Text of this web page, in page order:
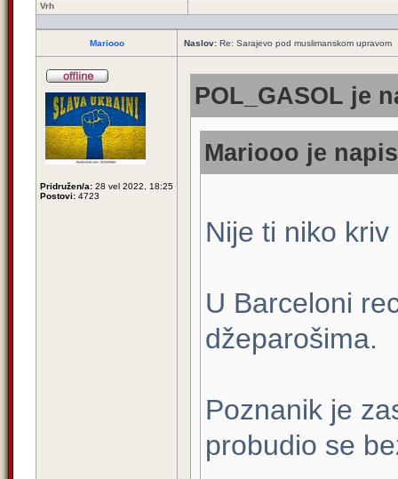
Vrh
Mariooo Naslov: Re: Sarajevo pod muslimanskom upravom
Pridružen/a: 28 vel 2022, 18:25
Postovi: 4723
POL_GASOL je
Mariooo je
Nije ti niko
U Barceloni
džeparošima.
Poznanik je
probudio se